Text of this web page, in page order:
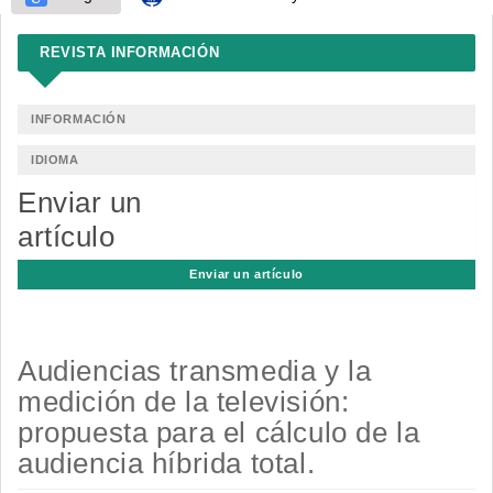
REVISTA INFORMACIÓN
INFORMACIÓN
IDIOMA
Enviar un
artículo
Enviar un artículo
Audiencias transmedia y la
medición de la televisión:
propuesta para el cálculo de la
audiencia híbrida total.